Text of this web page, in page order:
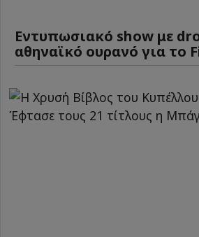
Εντυπωσιακό show με
αθηναϊκό ουρανό για το